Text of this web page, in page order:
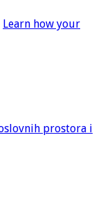
Learn how your